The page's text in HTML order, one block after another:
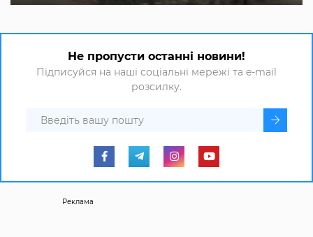
Не пропусти останні новини!
Підписуйся на наші соціальні мережі та e-mail
розсилку.
Реклама